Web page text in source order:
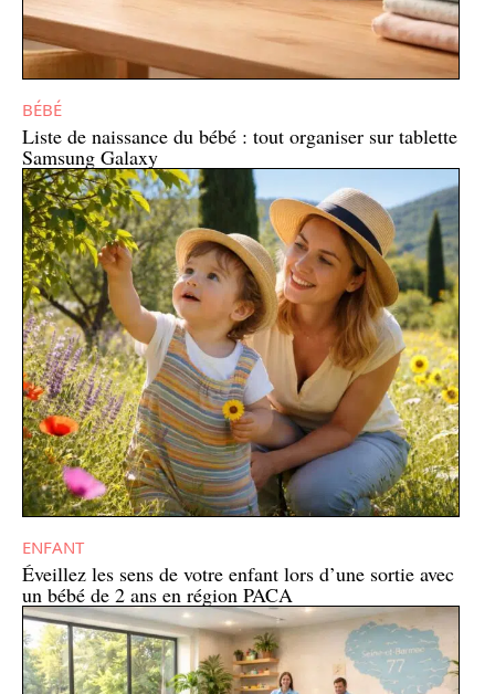
BÉBÉ
Liste de naissance du bébé : tout organiser sur tablette
Samsung Galaxy
ENFANT
Éveillez les sens de votre enfant lors d’une sortie avec
un bébé de 2 ans en région PACA